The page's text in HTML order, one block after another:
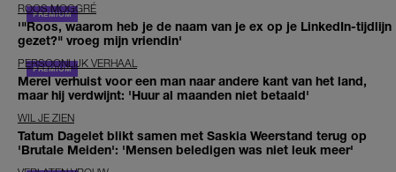
ROOS MOGGRÉ
'"Roos, waarom heb je de naam van je ex op je LinkedIn-tijdlijn
gezet?" vroeg mijn vriendin'
PERSOONLIJK VERHAAL
Merel verhuist voor een man naar andere kant van het land,
maar hij verdwijnt: 'Huur al maanden niet betaald'
WIL JE ZIEN
Tatum Dagelet blikt samen met Saskia Weerstand terug op
'Brutale Meiden': 'Mensen beledigen was niet leuk meer'